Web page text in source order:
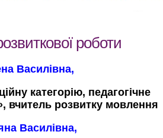
роботи
Василівна,
категорію, педагогічне
вчитель розвитку мовлення
Василівна,